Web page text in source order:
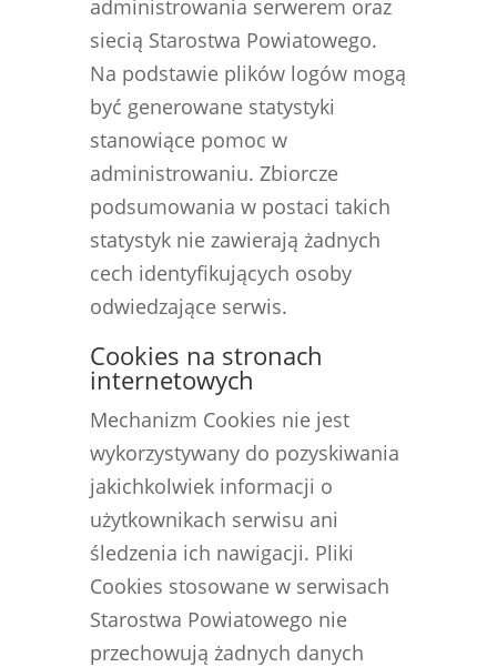
administrowania serwerem oraz
siecią Starostwa Powiatowego.
Na podstawie plików logów mogą
być generowane statystyki
stanowiące pomoc w
administrowaniu. Zbiorcze
podsumowania w postaci takich
statystyk nie zawierają żadnych
cech identyfikujących osoby
odwiedzające serwis.
Cookies na stronach
internetowych
Mechanizm Cookies nie jest
wykorzystywany do pozyskiwania
jakichkolwiek informacji o
użytkownikach serwisu ani
śledzenia ich nawigacji. Pliki
Cookies stosowane w serwisach
Starostwa Powiatowego nie
przechowują żadnych danych